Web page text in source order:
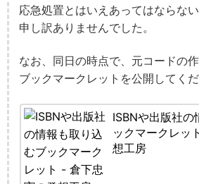
応急処置とはいえあってはならな
申し訳ありませんでした。
なお、同日の時点で、元コードの
ブックマークレットを公開してくだ
ISBNや出版社
ックマークレッ
想工房